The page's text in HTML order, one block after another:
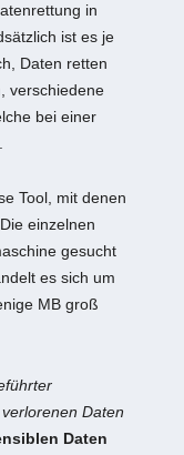
in
ist es je
Daten retten
verschiedene
bei einer
Tool, mit denen
einzelnen
gesucht
es sich um
MB groß
Daten
Daten